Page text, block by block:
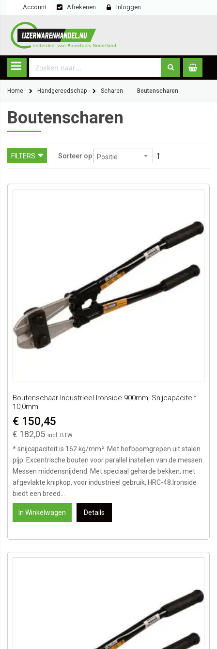
Account Afrekenen Inloggen
Home Handgereedschap Scharen Boutenscharen
Boutenscharen
FILTERS Sorteer op
Boutenschaar Industrieel Ironside 900mm, Snijcapaciteit
10,0mm
€ 182,05
€ 150,45
* snijcapaciteit is 162 kg/mm². Met hefboomgrepen uit stalen
pijp. Excentrische bouten voor parallel instellen van de messen.
Messen middensnijdend. Met speciaal geharde bekken, met
afgevlakte knipkop, voor industrieel gebruik, HRC-48.Ironside
biedt een breed...
In Winkelwagen Details